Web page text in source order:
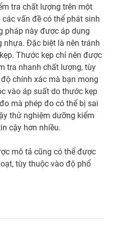
tra chất lượng trên một
vấn đề có thể phát sinh
pháp này được áp dụng
nhựa. Đặc biệt là nên tránh
Thước kẹp chỉ nên được
tra nhanh chất lượng, tùy
chính xác mà bạn mong
vào áp suất do thước kẹp
mà phép đo có thể bị sai
thử nghiệm dưỡng kiểm
cậy hơn nhiều.
mô tả cũng có thể được
tùy thuộc vào độ phổ